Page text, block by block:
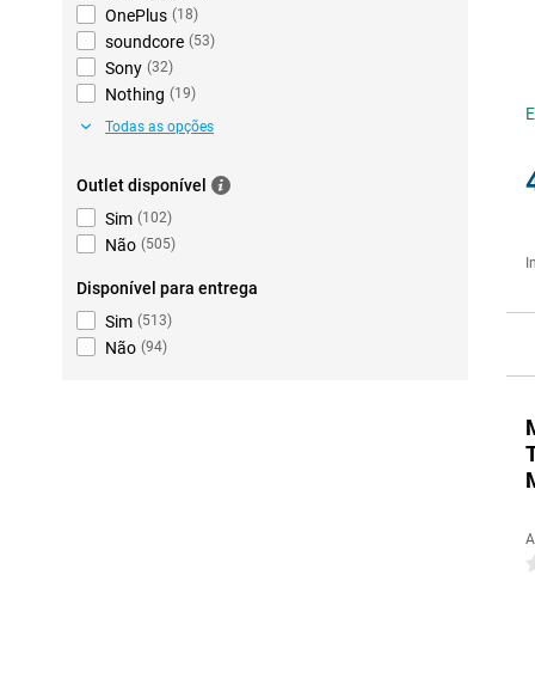
OnePlus (18)
soundcore (53)
Sony (32)
Nothing (19)
Todas as opções
Outlet disponível
Sim (102)
Não (505)
Disponível para entrega
Sim (513)
Não (94)